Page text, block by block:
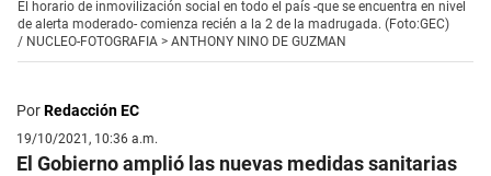
El horario de inmovilización social en todo el país -que se encuentra en nivel
de alerta moderado- comienza recién a la 2 de la madrugada. (Foto:GEC)
/ NUCLEO-FOTOGRAFIA > ANTHONY NINO DE GUZMAN
PorRedacción EC
19/10/2021, 10:36 a.m.
El Gobierno amplió las nuevas medidas sanitarias